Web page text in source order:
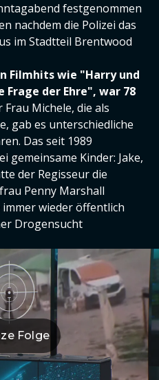
festgenommen
nachdem die Polizei das
im Stadtteil Brentwood
Filmhits wie "Harry und
Frage der Ehre", war 78
Michele, die als
gab es unterschiedliche
Das seit 1989
gemeinsame Kinder: Jake,
der Regisseur die
Penny Marshall
wieder öffentlich
Drogensucht
Folge